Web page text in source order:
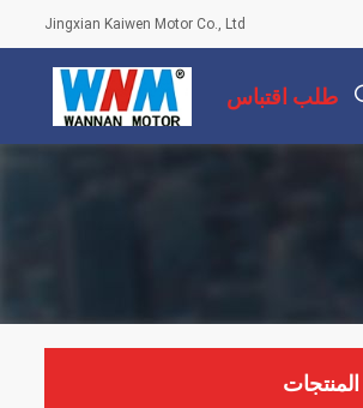
Jingxian Kaiwen Motor Co., Ltd
طلب اقتباس